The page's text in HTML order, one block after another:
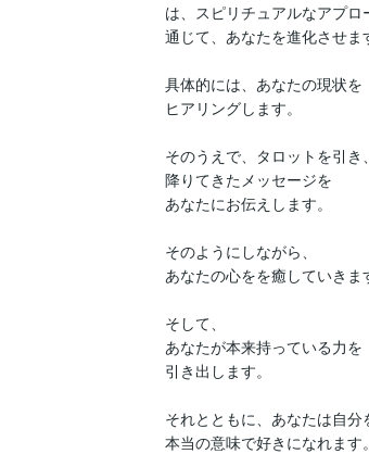
は、スピリチュアルなアプロ
通じて、あなたを進化させま
具体的には、あなたの現状を
ヒアリングします。
そのうえで、タロットを引き、
降りてきたメッセージを
あなたにお伝えします。
そのようにしながら、
あなたの心をを癒していきま
そして、
あなたが本来持っている力を
引き出します。
それとともに、あなたは自分
本当の意味で好きになれます。